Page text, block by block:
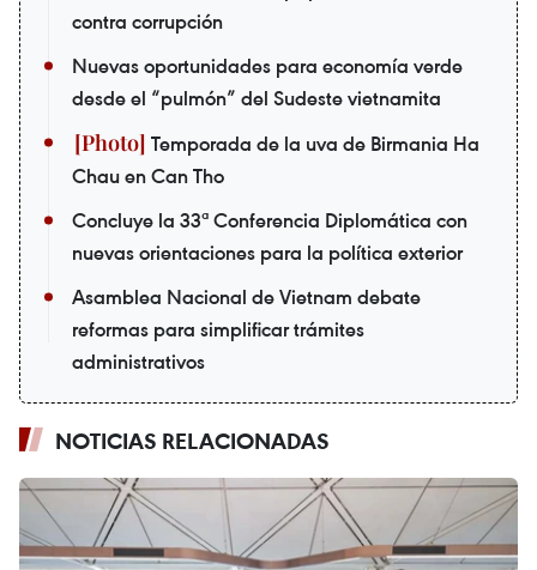
contra corrupción
Nuevas oportunidades para economía verde
desde el “pulmón” del Sudeste vietnamita
Temporada de la uva de Birmania Ha
Chau en Can Tho
Concluye la 33ª Conferencia Diplomática con
nuevas orientaciones para la política exterior
Asamblea Nacional de Vietnam debate
reformas para simplificar trámites
administrativos
NOTICIAS RELACIONADAS